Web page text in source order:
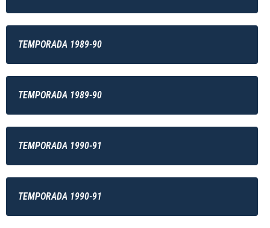
TEMPORADA 1989-90
TEMPORADA 1989-90
TEMPORADA 1990-91
TEMPORADA 1990-91